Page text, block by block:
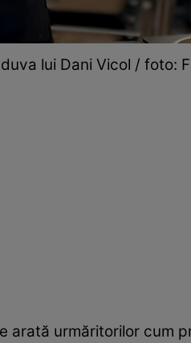
lui Dani Vicol / foto:
arată urmăritorilor cum